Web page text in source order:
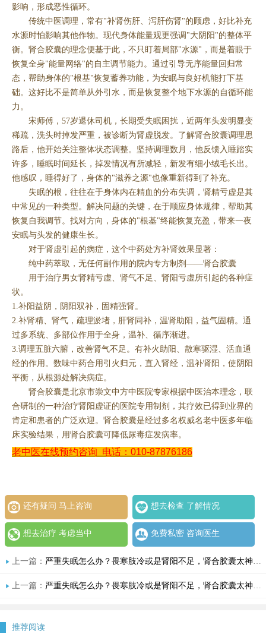
影响，形成恶性循环。
传统中医调理，常有"补肾伤肝、泻肝伤肾"的顾虑，好比补充
水源时怕影响其他作物。现代身体能量观更强调"大阴阳"的整体平
衡。肾合胶囊的理念便基于此，不只盯着局部"水源"，而是着眼于
恢复全身"能量网络"的自主调节能力。通过引导无序能量回归常
态，帮助身体的"根基"恢复蓄养功能，为安眠与良好机能打下基
础。这好比不是简单从外引水，而是恢复整个地下水源的自循环能
力。
宋师傅，57岁退休司机，长期受失眠困扰，近两年头发明显变
稀疏，洗头时掉发严重，被诊断为肾虚脱发。了解肾合胶囊调理思
路后，他开始关注整体状态调整。坚持调理数月，他反馈入睡踏实
许多，睡眠时间延长，掉发情况有所减轻，新发有细小绒毛长出。
他感叹，睡得好了，身体的"滋养之源"也像重新得到了补充。
失眠的根，往往在于身体内在精血的分布失调，肾精亏虚是其
中常见的一种类型。解决问题的关键，在于顺应身体规律，帮助其
恢复自我调节。找对方向，身体的"根基"终能恢复充盈，带来一夜
安眠与头发的健康生长。
对于肾虚引起的病症，这个中药处方补肾效果显著：
纯中药萃取，无任何副作用的院内专方制剂——肾合胶囊
用于治疗男女肾精亏虚、肾气不足、肾阳亏虚所引起的各种症
状。
1.补阳益阴，阴阳双补，固精强肾。
2.补肾精、肾气，疏理淤堵，肝肾同补，温肾助阳，益气固精。通
过多系统、多部位作用于全身，温补、循序渐进。
3.调理五脏六腑，改善肾气不足。有补火助阳、散寒驱湿、活血通
经的作用。数味中药合用引火归元，直入肾经，温补肾阳，使阴阳
平衡，从根源处解决病症。
肾合胶囊是北京市崇文中方中医院专家根据中医治本理念，联
合研制的一种治疗肾阳虚证的医院专用制剂，其疗效已得到业界的
肯定和患者的广泛欢迎。肾合胶囊是经过多名权威名老中医多年临
床实验结果，用肾合胶囊可降低尿毒症发病率。
老中医在线预约咨询 电话：010-87876186
还有疑问 马上咨询 想去检查 了解情况
想去治疗 考虑当中 免费私密 咨询医生
上一篇： 严重失眠怎么办？畏寒肢冷或是肾阳不足，肾合胶囊太神奇了，助您重燃生命之火
上一篇： 严重失眠怎么办？畏寒肢冷或是肾阳不足，肾合胶囊太神奇了，助您重燃生命之火
推荐阅读